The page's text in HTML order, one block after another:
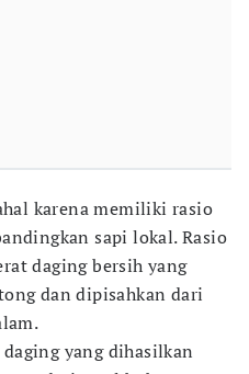
karena memiliki rasio
sapi lokal. Rasio
daging bersih yang
dan dipisahkan dari
yang dihasilkan